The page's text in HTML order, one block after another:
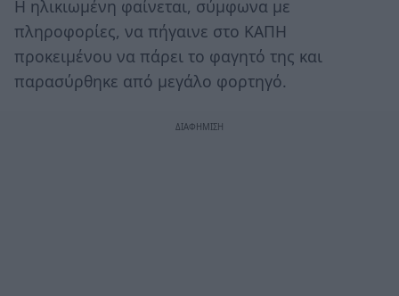
Η ηλικιωμένη φαίνεται, σύμφωνα με
πληροφορίες, να πήγαινε στο ΚΑΠΗ
προκειμένου να πάρει το φαγητό της και
παρασύρθηκε από μεγάλο φορτηγό.